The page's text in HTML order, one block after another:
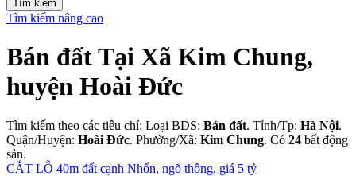
Tìm kiếm nâng cao
Bán đất Tại Xã Kim Chung,
huyện Hoài Đức
Tìm kiếm theo các tiêu chí: Loại BDS: Bán đất. Tỉnh/Tp: Hà Nội.
Quận/Huyện: Hoài Đức. Phường/Xã: Kim Chung. Có 24 bất động
sản.
CẮT LỖ 40m đất cạnh Nhổn, ngõ thông, giá 5 tỷ